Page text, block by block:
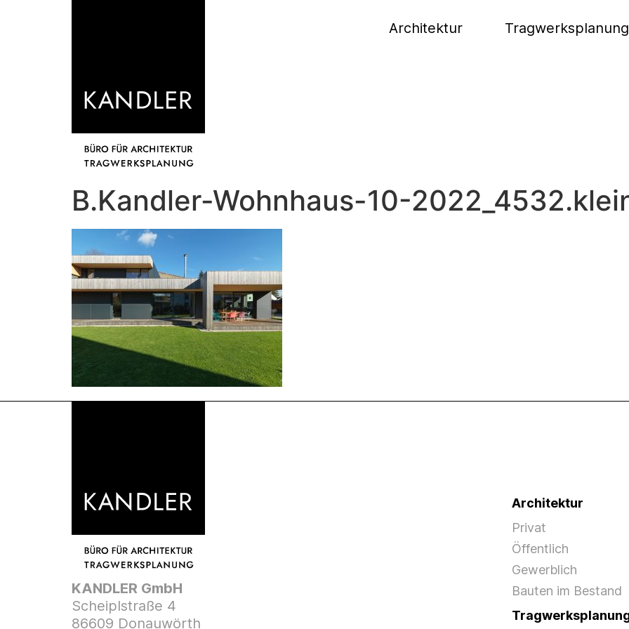
Architektur Tragwerksplanung
B.Kandler-Wohnhaus-10-
KANDLER GmbH
Scheiplstraße 4
86609 Donauwörth
Architektur
Privat
Öffentlich
Gewerblich
Bauten im Bestand